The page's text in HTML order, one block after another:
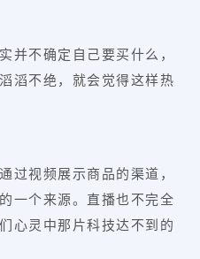
并不确定自己要买什么，
滔不绝，就会觉得这样热
过视频展示商品的渠道，
一个来源。直播也不完全
心灵中那片科技达不到的